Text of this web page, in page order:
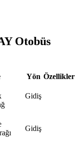
Otobüs
Yön Özellikler
Gidiş
Gidiş